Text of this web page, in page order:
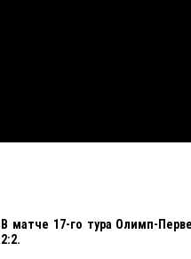
В матче 17-го тура Олимп-
2:2.